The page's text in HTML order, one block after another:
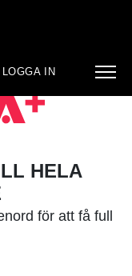
LOGGA IN
HELA
för att få full